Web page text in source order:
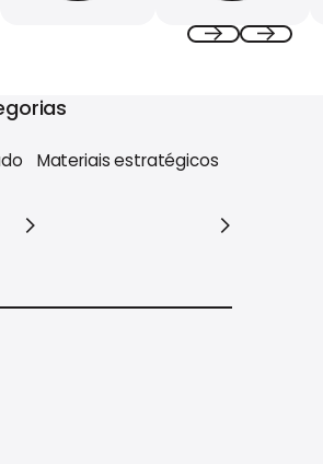
Materiais estratégicos